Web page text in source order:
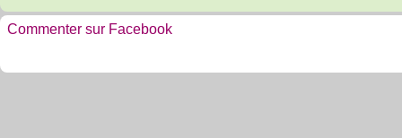
Commenter sur Facebook